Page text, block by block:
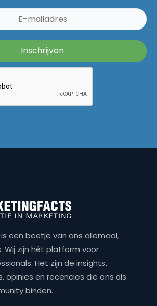
een beetje van ons allemaal,
Wij zijn hét platform voor
Het zijn de insights,
opinies en recencies die ons als
binden.